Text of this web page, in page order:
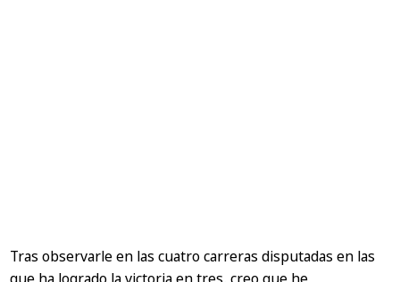
Tras observarle en las cuatro carreras disputadas en las